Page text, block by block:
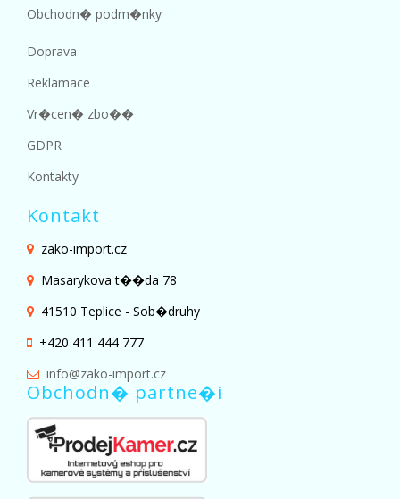
Obchodn� podm�nky
Doprava
Reklamace
Vr�cen� zbo��
GDPR
Kontakty
Kontakt
zako-import.cz
Masarykova t��da 78
41510 Teplice - Sob�druhy
+420 411 444 777
info@zako-import.cz
Obchodn� partne�i